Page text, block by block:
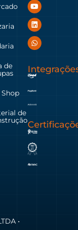
de
de
•